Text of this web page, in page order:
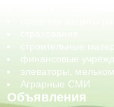
строительные
финансовые
элеваторы,
Аграрные СМИ
Объявления